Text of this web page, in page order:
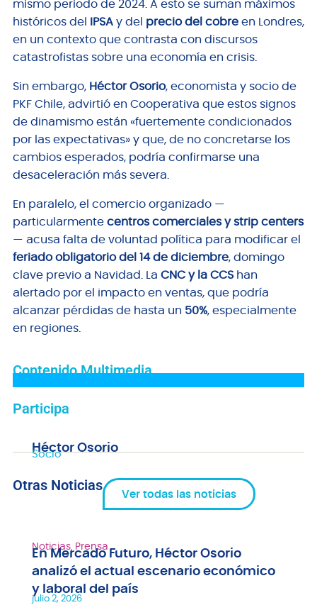
mismo periodo de 2024. A esto se suman máximos
históricos del IPSAy del precio del cobreen Londres,
en un contexto que contrasta con discursos
catastrofistas sobre una economía en crisis.
Sin embargo, Héctor Osorio, economista y socio de
PKF Chile, advirtió en Cooperativa que estos signos
de dinamismo están «fuertemente condicionados
por las expectativas» y que, de no concretarse los
cambios esperados, podría confirmarse una
desaceleración más severa.
En paralelo, el comercio organizado —
particularmente centros comerciales y strip centers
— acusa falta de voluntad política para modificar el
feriado obligatorio del 14 de diciembre, domingo
clave previo a Navidad. La CNC y la CCShan
alertado por el impacto en ventas, que podría
alcanzar pérdidas de hasta un 50%, especialmente
en regiones.
Contenido Multimedia
Participa
Héctor Osorio
Socio
Otras Noticias
Ver todas las noticias
Noticias, Prensa
En Mercado Futuro, Héctor Osorio
analizó el actual escenario económico
y laboral del país
julio 2, 2026